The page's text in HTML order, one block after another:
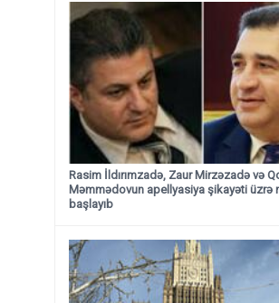
Rasim İldırımzadə, Zaur Mirzəzadə və
Məmmədovun apellyasiya şikayəti üzrə
başlayıb